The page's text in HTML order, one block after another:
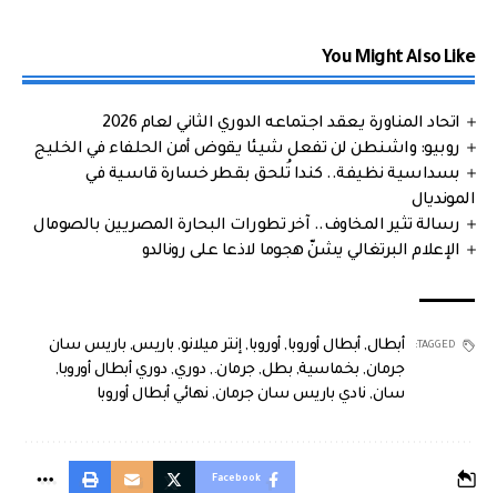
You Might Also Like
اتحاد المناورة يعقد اجتماعه الدوري الثاني لعام 2026
روبيو: واشنطن لن تفعل شيئا يقوض أمن الحلفاء في الخليج
بسداسية نظيفة.. كندا تُلحق بقطر خسارة قاسية في
المونديال
رسالة تثير المخاوف.. آخر تطورات البحارة المصريين بالصومال
الإعلام البرتغالي يشنّ هجوما لاذعا على رونالدو
TAGGED: أبطال, أبطال أوروبا, أوروبا, إنتر ميلانو, باريس, باريس سان
جرمان, بخماسية, بطل,جرمان., دوري, دوري أبطال أوروبا,
سان, نادي باريس سان جرمان, نهائي أبطال أوروبا
Facebook